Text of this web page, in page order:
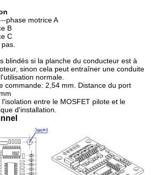
phase motrice A
B
C
blindés si la planche du conducteur est à
sinon cela peut entraîner une conduite
normale.
commande: 2,54 mm. Distance du port
entre le MOSFET pilote et le
d'installation.